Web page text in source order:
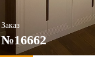
Заказ
№16662